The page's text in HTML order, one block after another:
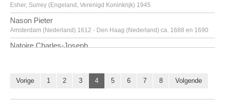
Esher, Surrey (Engeland, Verenigd Koninkrijk) 1945
Nason Pieter
Amsterdam (Nederland) 1612 - Den Haag (Nederland) ca. 1688 en 1690
Natoire Charles-Joseph
Antwerpen 1881 - Brussel 1931
Vorige 1 2 3 4 5 6 7 8 Volgende